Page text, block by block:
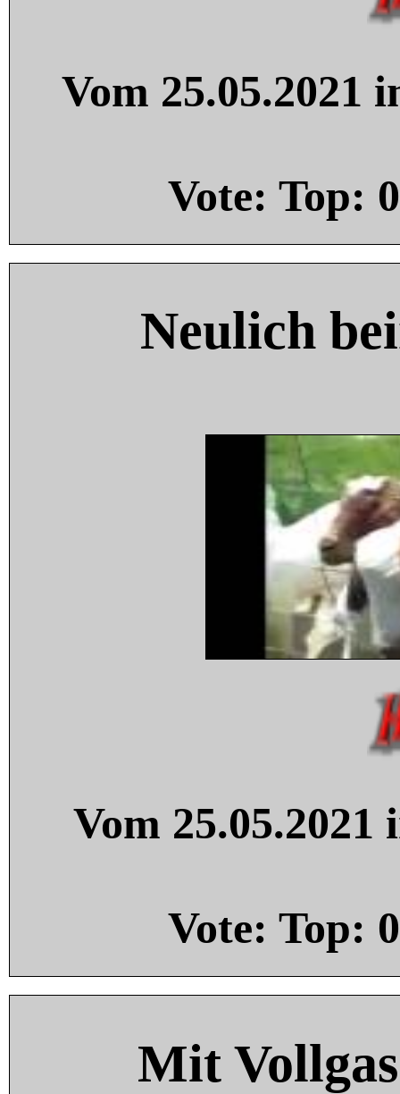
Vom 25.05.2021
Vote: Top: 0
Neulich
Vom
Vote: Top: 0
Mit